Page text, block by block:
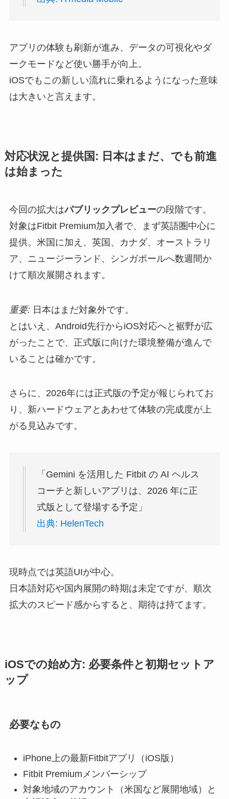
アプリの体験も刷新が進み、データの可視化やダ
ークモードなど使い勝手が向上。
iOSでもこの新しい流れに乗れるようになった意味
は大きいと言えます。
対応状況と提供国: 日本はまだ、でも前進
は始まった
今回の拡大はパブリックプレビューの段階です。
対象はFitbit Premium加入者で、まず英語圏中心に
提供。米国に加え、英国、カナダ、オーストラリ
ア、ニュージーランド、シンガポールへ数週間か
けて順次展開されます。
重要:日本はまだ対象外です。
とはいえ、Android先行からiOS対応へと裾野が広
がったことで、正式版に向けた環境整備が進んで
いることは確かです。
さらに、2026年には正式版の予定が報じられてお
り、新ハードウェアとあわせて体験の完成度が上
がる見込みです。
「Gemini を活用した Fitbit の AI ヘルス
コーチと新しいアプリは、2026 年に正
式版として登場する予定」
出典: HelenTech
現時点では英語UIが中心。
日本語対応や国内展開の時期は未定ですが、順次
拡大のスピード感からすると、期待は持てます。
iOSでの始め方: 必要条件と初期セットア
ップ
必要なもの
iPhone上の最新Fitbitアプリ（iOS版）
Fitbit Premiumメンバーシップ
対象地域のアカウント（米国など展開地域）と